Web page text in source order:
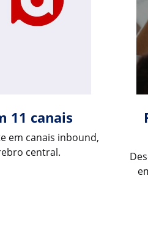
11 canais
em canais inbound,
central.